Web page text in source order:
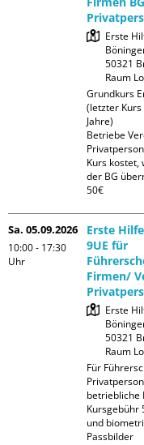
Erste
50321
Raum
Grundkurs
(letzter
Jahre)
Betriebe
Kurs kostet,
der BG
50€
Sa. 05.09.2026
10:00 - 17:30
Uhr
Erste
9UE für
Firmen/
Erste
50321
Raum
Für
betriebliche
Kursgebühr
und
Passbilder